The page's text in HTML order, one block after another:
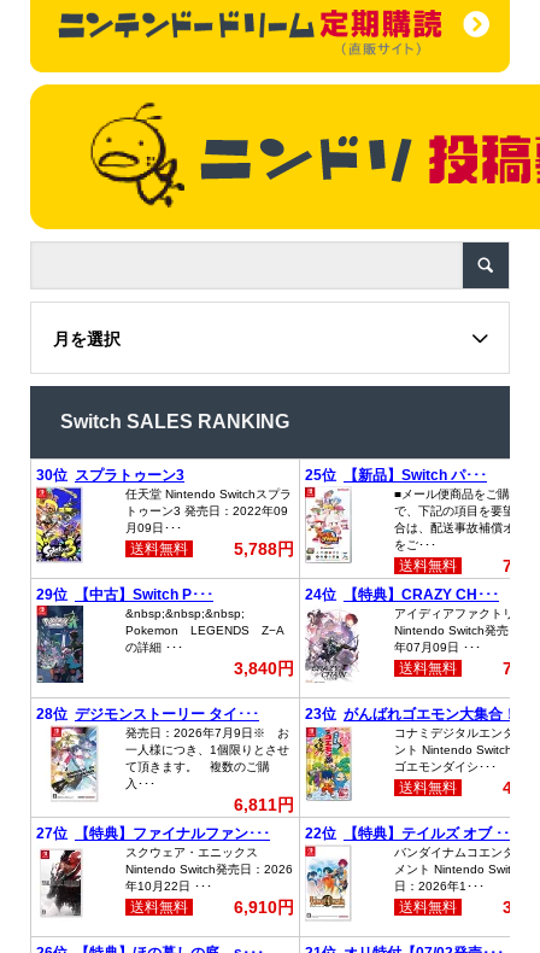
月を選択
Switch SALES RANKING